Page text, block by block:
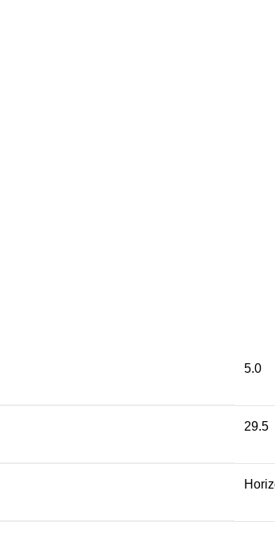
5.0
29.5